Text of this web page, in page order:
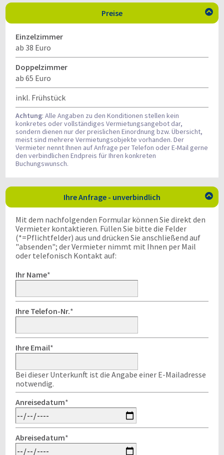
Preise 
Einzelzimmer
ab 38 Euro
Doppelzimmer
ab 65 Euro
inkl. Frühstück
Achtung: Alle Angaben zu den Konditionen stellen kein
konkretes oder vollständiges Vermietungsangebot dar,
sondern dienen nur der preislichen Einordnung bzw. Übersicht,
meist sind mehrere Vermietungsobjekte vorhanden. Der
Vermieter nennt Ihnen auf Anfrage per Telefon oder E-Mail gerne
den verbindlichen Endpreis für Ihren konkreten
Buchungswunsch.
Ihre Anfrage - unverbindlich 
Mit dem nachfolgenden Formular können Sie direkt den
Vermieter kontaktieren. Füllen Sie bitte die Felder
(*=Pflichtfelder) aus und drücken Sie anschließend auf
"absenden"; der Vermieter nimmt mit Ihnen per Mail
oder telefonisch Kontakt auf:
Ihr Name*
Ihre Telefon-Nr.*
Ihre Email*
Bei dieser Unterkunft ist die Angabe einer E-Mailadresse
notwendig.
Anreisedatum*
Abreisedatum*